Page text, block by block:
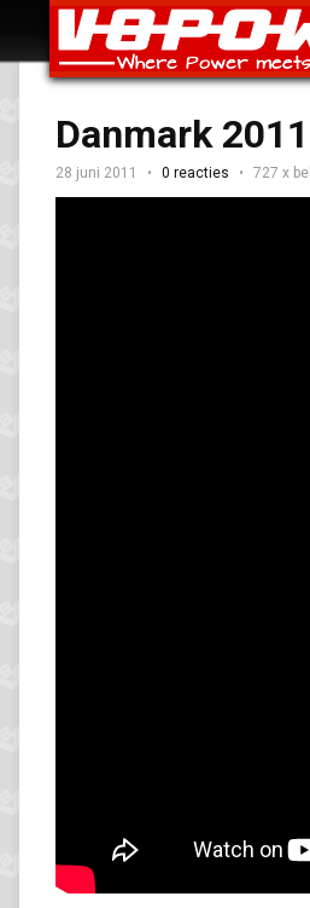
Danmark 2011
28 juni 2011 0 reacties 727 x